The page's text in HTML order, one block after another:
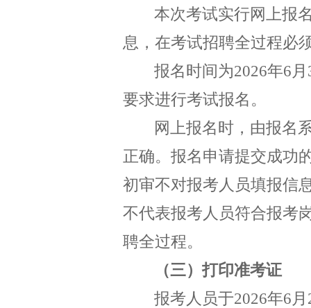
本次考试实行网上报
息，在考试招聘全过程必
报名时间为2026年6 月
要求进行考试报名。
网上报名时，由报名
正确。报名申请提交成功
初审不对报考人员填报信
不代表报考人员符合报考
聘全过程。
（三）打印准考证
报考人员于2026年6 月